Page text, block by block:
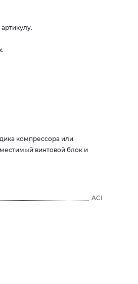
компрессора или
винтовой блок и
ACI